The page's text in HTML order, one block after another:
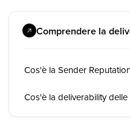
Comprendere la
Cos'è la Sender
Cos'è la deliverability delle